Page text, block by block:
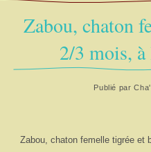
Zabou, chaton
2/3 mois,
Publié par
Zabou, chaton femelle tigrée et